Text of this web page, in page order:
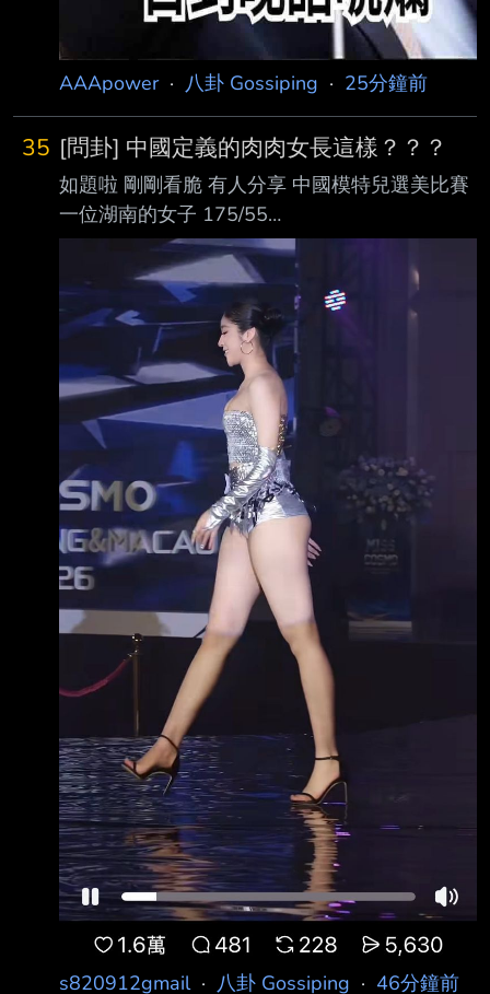
AAApower· 八卦 Gossiping · 25分鐘前
35 [問卦] 中國定義的肉肉女長這樣？？？
如題啦 剛剛看脆 有人分享 中國模特兒選美比賽
一位湖南的女子 175/55
https://i.mopix.cc/bBuQ05.jpg
https://i.mopix.cc/ApiFAZ.jpg 下面討論熱絡 有
人直呼戀愛了 穠纖合度 太瘦很醜 說這樣才是肉
肉的女生該有的體態 是不是跟台女定義的有點
不一樣 卦 -- 官方資料寫的 @@ 不要傷害我… 看
影片更讚喔 脆上尋一下應該有蠻多人轉發的 比
台灣女孩更讚喔 感謝支援！太神啦
s820912gmail· 八卦 Gossiping · 46分鐘前